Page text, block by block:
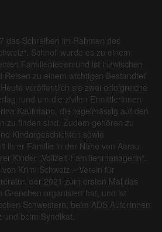
das Schreiben im Rahmen des
Schnell wurde es zu einem
Familienleben und ist inzwischen
Reisen zu einem wichtigen Bestandteil
veröffentlich sie zwei erfolgreiche
rund um die zivilen Ermittlerinnen
Kaufmann, die regelmässig auf den
zu finden sind. Zudem gehören zu
Kindergeschichten sowie
ihrer Familie in der Nähe von Aarau
Kinder „Vollzeit-Familienmanagerin“.
Krimi Schweiz – Verein für
der 2021 zum ersten Mal das
Grenchen organisiert hat, und ist
Schwestern, beim ADS Autorinnen
beim Syndikat.